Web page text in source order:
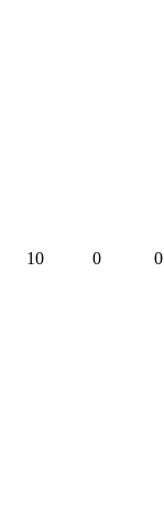
10 0 0